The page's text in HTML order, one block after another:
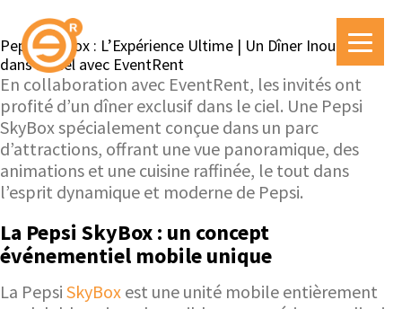
Pepsi SkyBox : L’Expérience Ultime | Un Dîner Inoubliable
dans le Ciel avec EventRent
En collaboration avec EventRent, les invités ont
profité d’un dîner exclusif dans le ciel. Une Pepsi
SkyBox spécialement conçue dans un parc
d’attractions, offrant une vue panoramique, des
animations et une cuisine raffinée, le tout dans
l’esprit dynamique et moderne de Pepsi.
La Pepsi SkyBox : un concept
événementiel mobile unique
La Pepsi SkyBox est une unité mobile entièrement